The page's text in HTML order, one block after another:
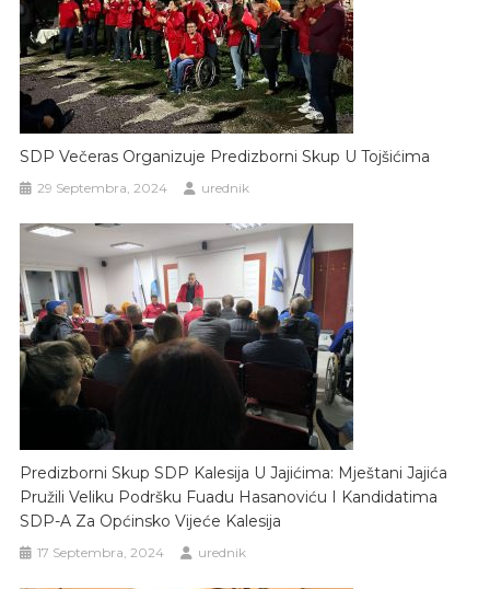
SDP Večeras Organizuje Predizborni Skup U Tojšićima
29 Septembra, 2024 urednik
Predizborni Skup SDP Kalesija U Jajićima: Mještani Jajića
Pružili Veliku Podršku Fuadu Hasanoviću I Kandidatima
SDP-A Za Općinsko Vijeće Kalesija
17 Septembra, 2024 urednik